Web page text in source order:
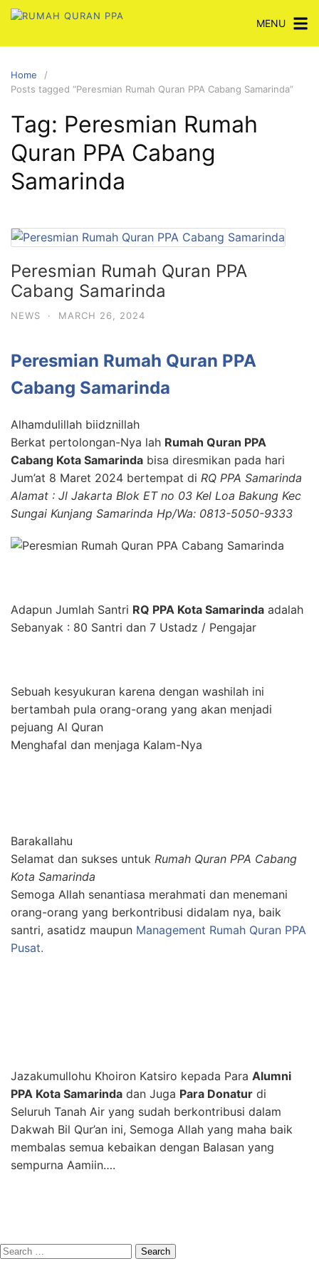
Skip
content
MENU
Home
Posts tagged “Peresmian Rumah Quran PPA Cabang Samarinda”
Tag: Peresmian Rumah
Quran PPA Cabang
Samarinda
Peresmian Rumah Quran PPA
Cabang Samarinda
NEWS · MARCH 26, 2024
Peresmian Rumah Quran PPA
Cabang Samarinda
Alhamdulillah biidznillah
Berkat pertolongan-Nya lah Rumah Quran PPA
Cabang Kota Samarinda bisa diresmikan pada hari
Jum’at 8 Maret 2024 bertempat di RQ PPA Samarinda
Alamat : Jl Jakarta Blok ET no 03 Kel Loa Bakung Kec
Sungai Kunjang Samarinda Hp/Wa: 0813-5050-9333
Adapun Jumlah Santri RQ PPA Kota Samarinda adalah
Sebanyak : 80 Santri dan 7 Ustadz / Pengajar
Sebuah kesyukuran karena dengan washilah ini
bertambah pula orang-orang yang akan menjadi
pejuang Al Quran
Menghafal dan menjaga Kalam-Nya
Barakallahu
Selamat dan sukses untuk Rumah Quran PPA Cabang
Kota Samarinda
Semoga Allah senantiasa merahmati dan menemani
orang-orang yang berkontribusi didalam nya, baik
santri, asatidz maupun Management Rumah Quran PPA
Pusat.
Jazakumullohu Khoiron Katsiro kepada Para Alumni
PPA Kota Samarinda dan Juga Para Donatur di
Seluruh Tanah Air yang sudah berkontribusi dalam
Dakwah Bil Qur’an ini, Semoga Allah yang maha baik
membalas semua kebaikan dengan Balasan yang
sempurna Aamiin….
Search